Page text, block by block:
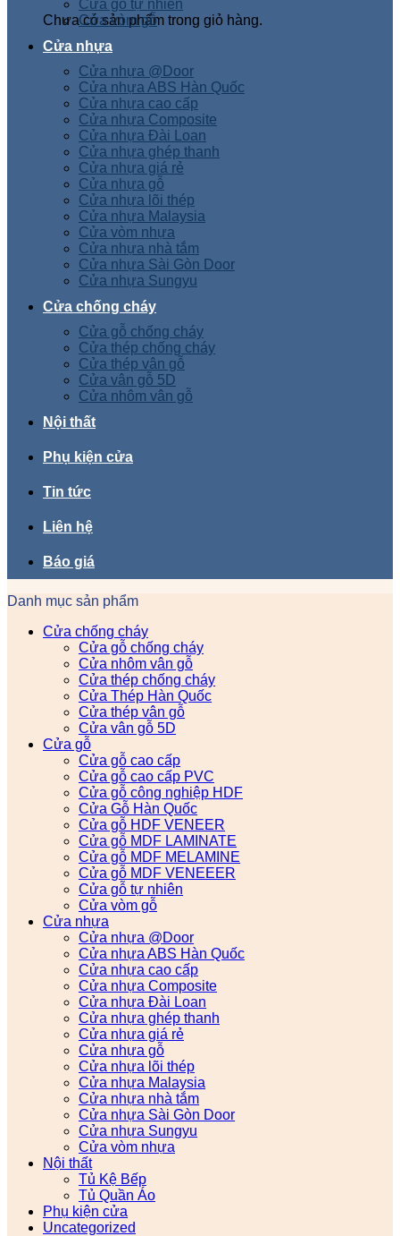
Chưa có sản phẩm trong giỏ hàng.
Cửa gỗ tự nhiên
Cửa vòm gỗ
Cửa nhựa
Cửa nhựa @Door
Cửa nhựa ABS Hàn Quốc
Cửa nhựa cao cấp
Cửa nhựa Composite
Cửa nhựa Đài Loan
Cửa nhựa ghép thanh
Cửa nhựa giá rẻ
Cửa nhựa gỗ
Cửa nhựa lõi thép
Cửa nhựa Malaysia
Cửa vòm nhựa
Cửa nhựa nhà tắm
Cửa nhựa Sài Gòn Door
Cửa nhựa Sungyu
Cửa chống cháy
Cửa gỗ chống cháy
Cửa thép chống cháy
Cửa thép vân gỗ
Cửa vân gỗ 5D
Cửa nhôm vân gỗ
Nội thất
Phụ kiện cửa
Tin tức
Liên hệ
Báo giá
Danh mục sản phẩm
Cửa chống cháy
Cửa gỗ chống cháy
Cửa nhôm vân gỗ
Cửa thép chống cháy
Cửa Thép Hàn Quốc
Cửa thép vân gỗ
Cửa vân gỗ 5D
Cửa gỗ
Cửa gỗ cao cấp
Cửa gỗ cao cấp PVC
Cửa gỗ công nghiệp HDF
Cửa Gỗ Hàn Quốc
Cửa gỗ HDF VENEER
Cửa gỗ MDF LAMINATE
Cửa gỗ MDF MELAMINE
Cửa gỗ MDF VENEEER
Cửa gỗ tự nhiên
Cửa vòm gỗ
Cửa nhựa
Cửa nhựa @Door
Cửa nhựa ABS Hàn Quốc
Cửa nhựa cao cấp
Cửa nhựa Composite
Cửa nhựa Đài Loan
Cửa nhựa ghép thanh
Cửa nhựa giá rẻ
Cửa nhựa gỗ
Cửa nhựa lõi thép
Cửa nhựa Malaysia
Cửa nhựa nhà tắm
Cửa nhựa Sài Gòn Door
Cửa nhựa Sungyu
Cửa vòm nhựa
Nội thất
Tủ Kệ Bếp
Tủ Quần Áo
Phụ kiện cửa
Uncategorized